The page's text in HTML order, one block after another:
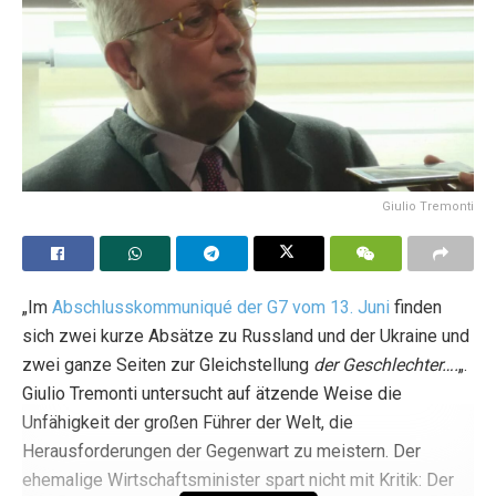
Parlamentarier kann ich nicht gegen die Religion, der ich
angehöre, die Grundsätze, nach denen ich lebe, oder die
Familienwerte, mit denen ich aufgewachsen bin,
verstoßen. Ich werde also dagegen stimmen“, schrieb
Balje auf Facebook.
Tags: gleichgeschlechtliche Ehe
Giulio Tremonti
„Im Abschlusskommuniqué der G7 vom 13. Juni finden
sich zwei kurze Absätze zu Russland und der Ukraine und
zwei ganze Seiten zur Gleichstellung der Geschlechter….„.
Giulio Tremonti untersucht auf ätzende Weise die
Unfähigkeit der großen Führer der Welt, die
Herausforderungen der Gegenwart zu meistern. Der
ehemalige Wirtschaftsminister spart nicht mit Kritik: Der